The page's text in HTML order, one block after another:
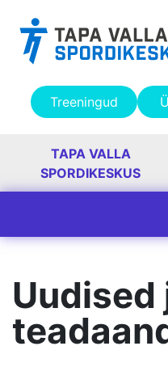
Treeningud
TAPA VALLA
SPORDIKESKUS
Peamine
Uudised